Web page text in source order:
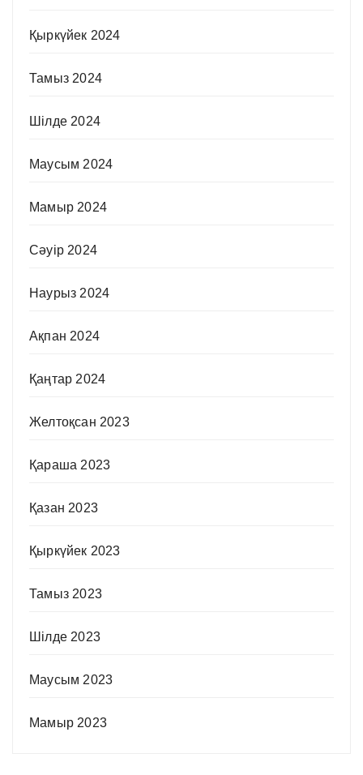
Қыркүйек 2024
Тамыз 2024
Шілде 2024
Маусым 2024
Мамыр 2024
Сәуір 2024
Наурыз 2024
Ақпан 2024
Қаңтар 2024
Желтоқсан 2023
Қараша 2023
Қазан 2023
Қыркүйек 2023
Тамыз 2023
Шілде 2023
Маусым 2023
Мамыр 2023